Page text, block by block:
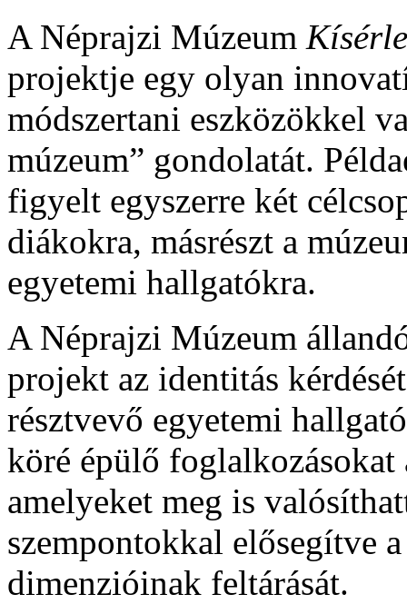
A Néprajzi Múzeum
projektje egy olyan
módszertani eszközökkel
múzeum” gondolatát.
figyelt egyszerre két
diákokra, másrészt a
egyetemi hallgatókra.
A Néprajzi Múzeum
projekt az identitás
résztvevő egyetemi
köré épülő
amelyeket meg is
szempontokkal elősegítve
dimenzióinak feltárását.